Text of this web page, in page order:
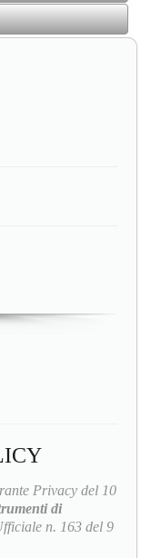
Privacy del 10
di
n. 163 del 9